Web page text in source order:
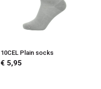
10CEL Plain socks
€ 5,95